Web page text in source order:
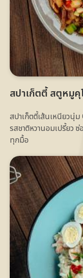
สปาเก็ตตี้ สตูหมูคุ
สปาเก็ตตี้เส้นเหนียวนุ่
รสชาติหวานอมเปรี้ยว
ทุกมื้อ